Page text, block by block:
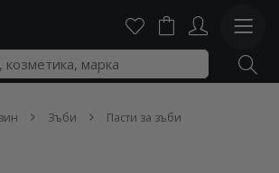
Зъби Пасти за зъби